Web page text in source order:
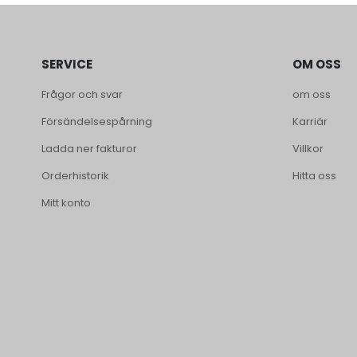
SERVICE
Frågor och svar
Försändelsespårning
Ladda ner fakturor
Orderhistorik
Mitt konto
OM OSS
om oss
Karriär
Villkor
Hitta oss